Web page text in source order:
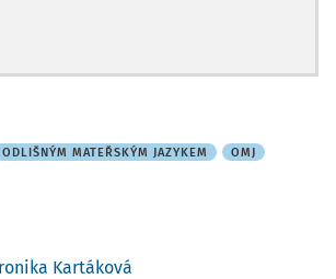
MATEŘSKÝM JAZYKEM
OMJ
Kartáková